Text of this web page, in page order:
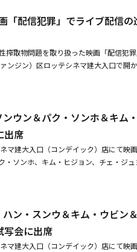
信した履歴を弁明するドンジュの姿から
られようとしている、まさに絶体絶命の
自動的に開いたそのサイトには、「ジ
ンの姿が。スジンを救うべくあらゆる手
」という胸をざわつかせるセリフで幕
】チェ・ジュヨン【出演】パク・ソン
・ヒジョン「王女ピョンガン 月が浮か
ていたことがバレてしまい、恋人のスジ
大企業への就職活動に挑みつつ、スジ
に謎のライブ配信リンクが送られてく
ジンを救うべく奔走するドンジュ。彼
と命がけの対決を繰り広げるリアルタ
ヨン監督の商業長編映画のデビュー作
ウォン、ユン・ソイ、ハン・ジワンをは
席した。カン・イェウォンはチェ・ジ
ンとかつて映画「僕の中のあいつ」で共
加して作品を一緒に観覧した。特に彼
に登場した俳優たちの写真を掲載し、
優たちを応援した。キム・ウビンとシ
いる。また、2人ともAMエンターテ
。仕事と愛、映画に対する愛情を分かち
・公開恋愛中シン・ミナ＆キム・ウビ
「配信犯罪」でライブ配信
搾取物問題を取り扱った映画「配信犯
ンジン）区ロッテシネマ建大入口で開
あるということを初めて知った」と話
味深く、ユニークな経験だった」と伝
と知らせたくて作った映画だ」と強調
ランサーのプロデューサーであるドン
（キム・ヒジョン）の姿が生中継され
ェントルマン（パク・ソンウン）と命が
ンウン＆パク・ソンホ＆キム
出席
マ建大入口（コンデイック）店にて映
・ソンホ、キム・ヒジョン、チェ・ジ
PHOTO】EXID ハニ＆チョ・ウリ＆ユ
ハン・スンウ＆キム・ウビン
写会に出席
マ建大入口（コンデイック）店にて映